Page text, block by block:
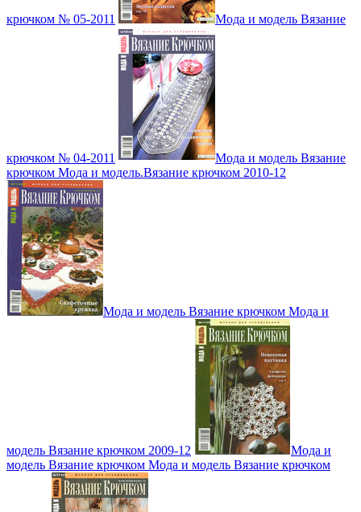
крючком № 05-2011 Мода и модель Вязание
крючком № 04-2011
Мода и модель Вязание
крючком Мода и модель.Вязание крючком 2010-12
Мода и модель Вязание крючком Мода и
модель Вязание крючком 2009-12
Мода и
модель Вязание крючком Мода и модель Вязание крючком